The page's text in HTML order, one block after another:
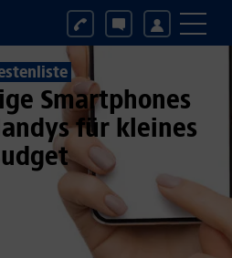
Smartphones
für kleines